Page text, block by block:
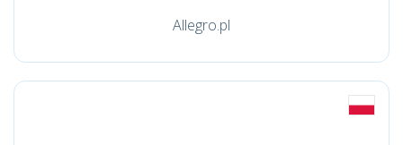
Allegro.pl